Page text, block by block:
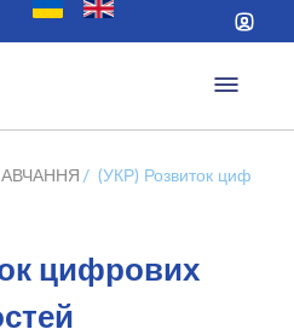
/ (УКР) Розвиток
цифрових